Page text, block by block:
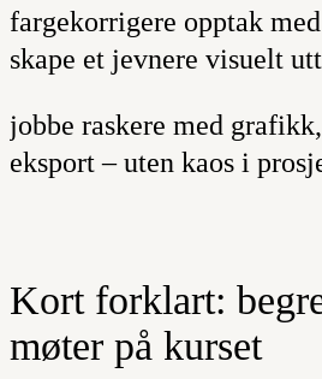
fargekorrigere opptak
skape et jevnere visuelt
jobbe raskere med
eksport – uten kaos i
Kort forklart:
møter på kurset